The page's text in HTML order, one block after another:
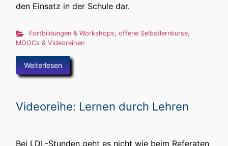
den Einsatz in der Schule dar.
Fortbildungen & Workshops, offene Selbstlernkurse,
MOOCs & Videoreihen
Weiterlesen
Videoreihe: Lernen durch Lehren
Bei LDL-Stunden geht es nicht wie beim Referaten